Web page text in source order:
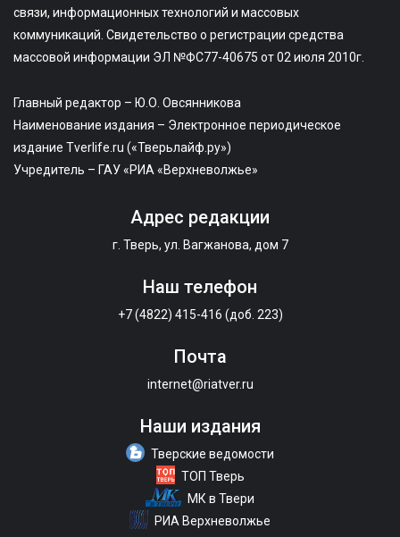
связи, информационных технологий и массовых
коммуникаций. Свидетельство о регистрации средства
массовой информации ЭЛ №ФС77-40675 от 02 июля 2010г.
Главный редактор – Ю.О. Овсянникова
Наименование издания – Электронное периодическое
издание Tverlife.ru («Тверьлайф.ру»)
Учредитель – ГАУ «РИА «Верхневолжье»
Адрес редакции
г. Тверь, ул. Вагжанова, дом 7
Наш телефон
+7 (4822) 415-416 (доб. 223)
Почта
internet@riatver.ru
Наши издания
Тверские ведомости
ТОП Тверь
МК в Твери
РИА Верхневолжье